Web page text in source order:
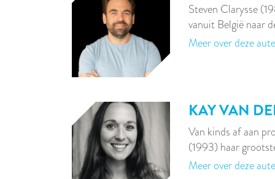
Steven Clarysse
vanuit België naar
Meer over deze
KAY VAN
Van kinds af aan
(1993) haar
Meer over deze